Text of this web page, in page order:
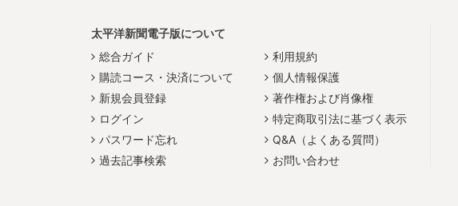
太平洋新聞電子版について
総合ガイド
購読コース・決済について
新規会員登録
ログイン
パスワード忘れ
過去記事検索
利用規約
個人情報保護
著作権および肖像権
特定商取引法に基づく表示
Q&A（よくある質問）
お問い合わせ